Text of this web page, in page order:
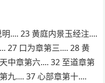
.... 23 黄庭内景玉经注....
27 口为章第三.... 28 黄
中章第六.... 32 至道章第
九.... 37 心部章第十....